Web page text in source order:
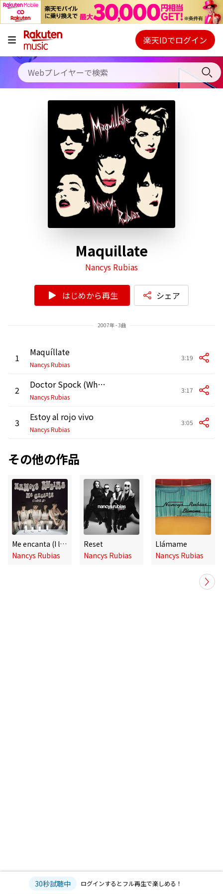
キャンペーン
料金プラン
使い方
初回30日間無料お試し
Webプレイヤー
ご契約内容の確認・変更
楽天IDでログイン
Maquillate
Nancys Rubias
はじめから再生 シェア
2007年 - 3曲
1 Maquíllate
Nancys Rubias
3:19
2 Doctor Spock (Where's Capt Kirk)
Nancys Rubias
3:17
3 Estoy al rojo vivo
Nancys Rubias
3:05
その他の作品
Me encanta (I love it)
Nancys Rubias
Reset
Nancys Rubias
Llámame
Nancys Rubias
30秒試聴中 ログインするとフル再生で楽しめる！